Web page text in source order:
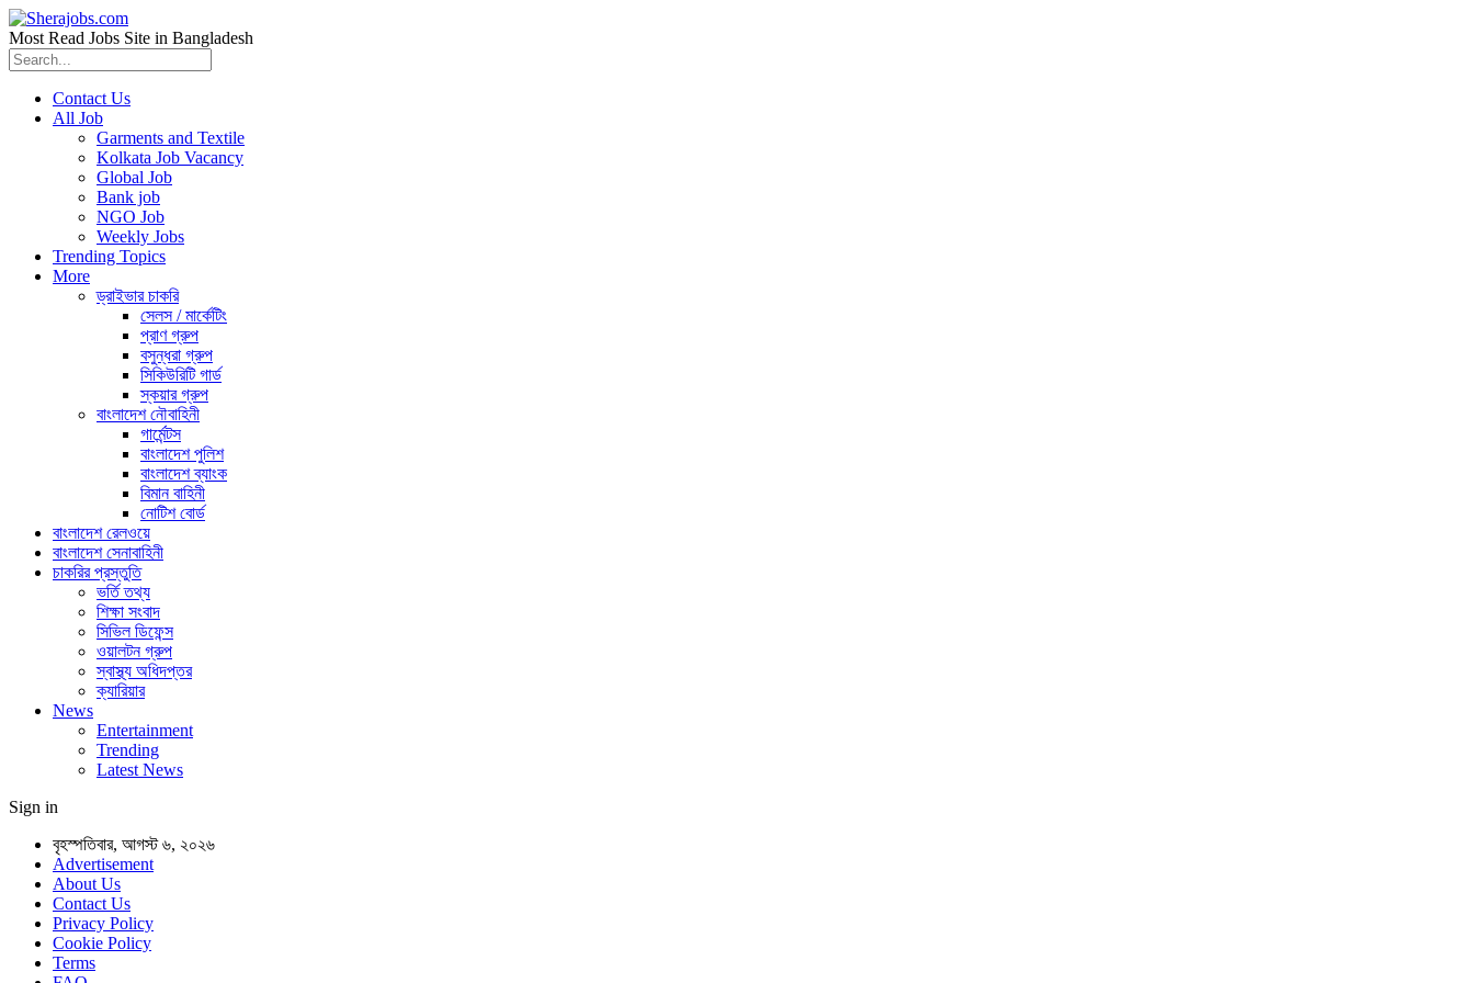
Most Read Jobs Site in Bangladesh
Contact Us
All Job
Garments and Textile
Kolkata Job Vacancy
Global Job
Bank job
NGO Job
Weekly Jobs
Trending Topics
More
ড্রাইভার চাকরি
সেলস / মার্কেটিং
প্রাণ গ্রুপ
বসুন্ধরা গ্রুপ
সিকিউরিটি গার্ড
স্কয়ার গ্রুপ
বাংলাদেশ নৌবাহিনী
গার্মেন্টস
বাংলাদেশ পুলিশ
বাংলাদেশ ব্যাংক
বিমান বাহিনী
নোটিশ বোর্ড
বাংলাদেশ রেলওয়ে
বাংলাদেশ সেনাবাহিনী
চাকরির প্রস্তুতি
ভর্তি তথ্য
শিক্ষা সংবাদ
সিভিল ডিফেন্স
ওয়ালটন গ্রুপ
স্বাস্থ্য অধিদপ্তর
ক্যারিয়ার
News
Entertainment
Trending
Latest News
Sign in
বৃহস্পতিবার, আগস্ট ৬, ২০২৬
Advertisement
About Us
Contact Us
Privacy Policy
Cookie Policy
Terms